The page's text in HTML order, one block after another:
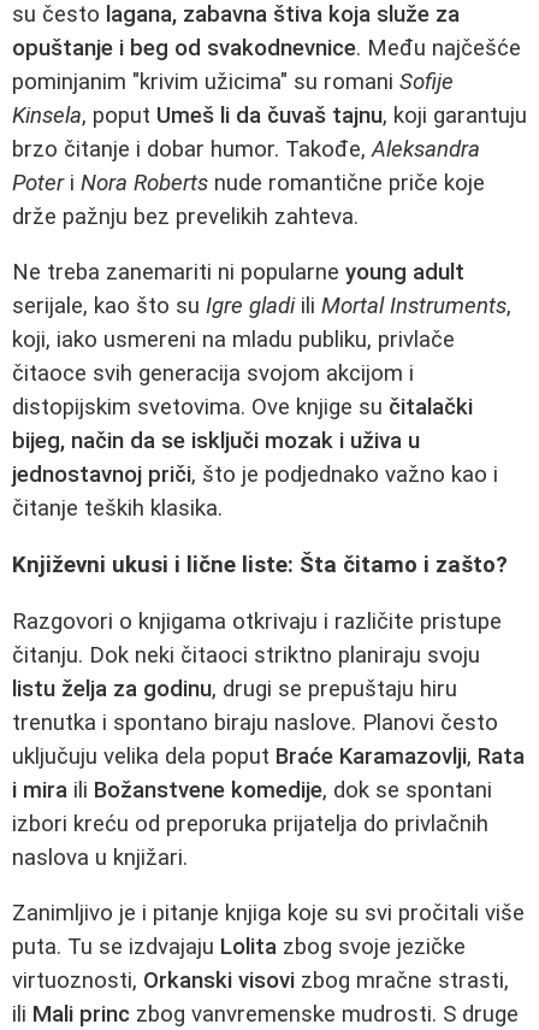
su često lagana, zabavna štiva koja služe za
opuštanje i beg od svakodnevnice. Među najčešće
pominjanim "krivim užicima" su romani Sofije
Kinsela, poput Umeš li da čuvaš tajnu, koji garantuju
brzo čitanje i dobar humor. Takođe,Aleksandra
Poteri Nora Roberts nude romantične priče koje
drže pažnju bez prevelikih zahteva.
Ne treba zanemariti ni popularne young adult
serijale, kao što su Igre gladiili Mortal Instruments,
koji, iako usmereni na mladu publiku, privlače
čitaoce svih generacija svojom akcijom i
distopijskim svetovima. Ove knjige su čitalački
bijeg, način da se isključi mozak i uživa u
jednostavnoj priči, što je podjednako važno kao i
čitanje teških klasika.
Književni ukusi i lične liste: Šta čitamo i zašto?
Razgovori o knjigama otkrivaju i različite pristupe
čitanju. Dok neki čitaoci striktno planiraju svoju
listu želja za godinu, drugi se prepuštaju hiru
trenutka i spontano biraju naslove. Planovi često
uključuju velika dela poput Braće Karamazovlji, Rata
i mira ili Božanstvene komedije, dok se spontani
izbori kreću od preporuka prijatelja do privlačnih
naslova u knjižari.
Zanimljivo je i pitanje knjiga koje su svi pročitali više
puta. Tu se izdvajaju Lolita zbog svoje jezičke
virtuoznosti, Orkanski visovi zbog mračne strasti,
ili Mali princ zbog vanvremenske mudrosti. S druge